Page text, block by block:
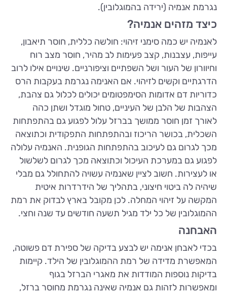
נגרמת אנמיה (ירידה בהמוגלובין).
כיצד מזהים אנמיה?
לאנמיה יש כמה סימני זיהוי: חולשה כללית, חוסר תיאבון,
עייפות, עצבנות, קצב פעימות לב מהיר, חוסר מצב רוח
וחיוורון של העור ושל השפתיים וציפורניים. שינויים אילו לרוב
הדרגתיים וקשים לזיהוי. אם האנימה נגרמת בעקבות הרס
כדוריות דם אדומות הסימפטומים יכולים לכלול גם צהבת,
הצהבות של הלבן של העיניים, טחול מוגדל ושתן כהה
לאורך זמן חוסר ממושך בברזל עלול לפגוע גם בהתפתחות
השכלית, בכושר הריכוז ובהתפתחות התפקודית וכתוצאה
מכך לגרום גם לעיכוב בהתפתחות הגופנית. האנמיה עלולה
לפגוע גם במערכת העיכול וכתוצאה מכך לגרום לשלשול
או לעצירות. חשוב לציין שאנמיה עשויה להתחולל גם מבלי
שיהיה לה ביטוי חיצוני, בתהליך של הידרדרות איטית
המקשה על זיהוי המחלה. לכן מקובל בארץ לבדוק את רמת
ההמוגלובין של כל ילד מגיל תשעה חודשים עד שנה וחצי.
האבחנה
בכדי לאבחן אנימה יש לבצע בדיקה של ספירת דם פשוטה,
המאפשרת מדידה של רמת ההמוגלובין של הילד. קיימות
בדיקות נוספות המודדות את מאגרי הברזל בגוף
ומאפשרות לזהות גם אנמיה שאינה נגרמת מחוסר ברזל,